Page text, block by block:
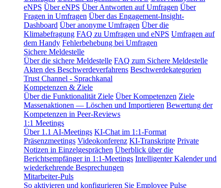
eNPS Über eNPS Über Antworten auf Umfragen Über
Fragen in Umfragen Über das Engagement-Insight-
Dashboard Über anonyme Umfragen Über die
Klimabefragung FAQ zu Umfragen und eNPS Umfragen auf
dem Handy Fehlerbehebung bei Umfragen
Sichere Meldestelle
Über die sichere Meldestelle FAQ zum Sichere Meldestelle
Akten des Beschwerdeverfahrens Beschwerdekategorien
Trust Channel - Sprachkanal
Kompetenzen & Ziele
Über die Funktionalität Ziele Über Kompetenzen Ziele
Massenaktionen — Löschen und Importieren Bewertung der
Kompetenzen in Peer-Reviews
1:1 Meetings
Über 1.1 AI-Meetings KI-Chat im 1:1-Format
Präsenzmeetings Videokonferenz KI-Transkripte Private
Notizen in Einzelgesprächen Überblick über die
Berichtsempfänger in 1:1-Meetings Intelligenter Kalender und
wiederkehrende Besprechungen
Mitarbeiter-Puls
So aktivieren und konfigurieren Sie Employee Pulse